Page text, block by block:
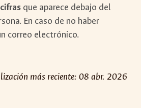
que aparece debajo del
En caso de no haber
correo electrónico.
más reciente: 08 abr. 2026